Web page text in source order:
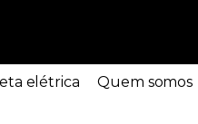
elétrica Quem somos